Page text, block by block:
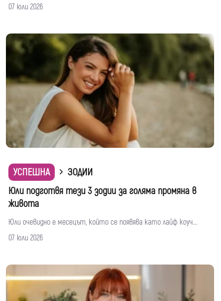
07 юли 2026
УСПЕШНА
ЗОДИИ
Юли подготвя тези 3 зодии за голяма промяна в
живота
Юли очевидно е месецът, който се появява като лайф коуч...
07 юли 2026